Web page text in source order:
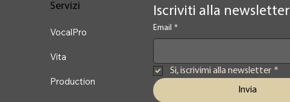
Iscriviti alla newsletter
Email *
Si, iscrivimi alla newsletter *
Invia
Servizi
VocalPro
Vita
Production